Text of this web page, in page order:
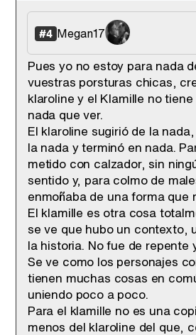
#4 Megan17
Pues yo no estoy para nada
vuestras porsturas chicas,
klaroline y el Klamille no
nada que ver.
El klaroline sugirió de la
la nada y terminó en nada.
metido con calzador, sin
sentido y, para colmo de
enmoñaba de una forma que
El klamille es otra cosa
se ve que hubo un contexto,
la historia. No fue de repente
Se ve como los personajes
tienen muchas cosas en
uniendo poco a poco.
Para el klamille no es una
menos del klaroline del que,